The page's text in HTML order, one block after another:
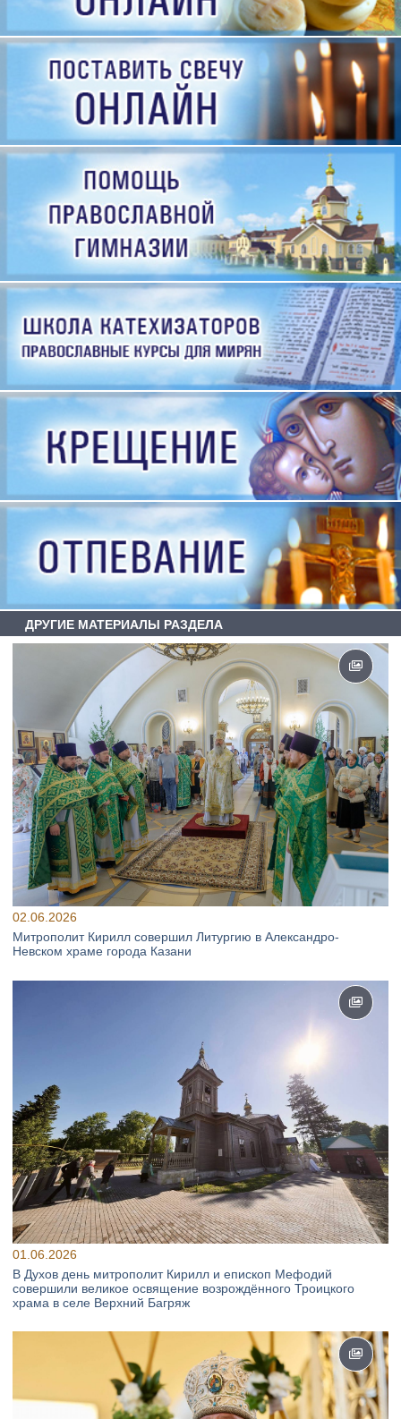
ДРУГИЕ МАТЕРИАЛЫ РАЗДЕЛА
02.06.2026
Митрополит Кирилл совершил Литургию в Александро-
Невском храме города Казани
01.06.2026
В Духов день митрополит Кирилл и епископ Мефодий
совершили великое освящение возрождённого Троицкого
храма в селе Верхний Багряж